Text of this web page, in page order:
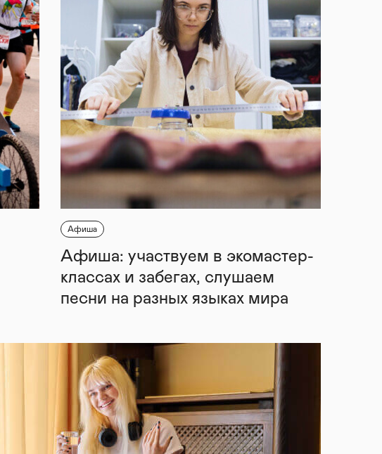
Афиша
Афиша: участвуем в экомастер-
классах и забегах, слушаем
песни на разных языках мира